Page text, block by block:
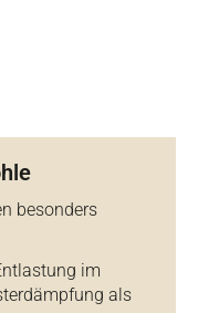
besonders
im
als